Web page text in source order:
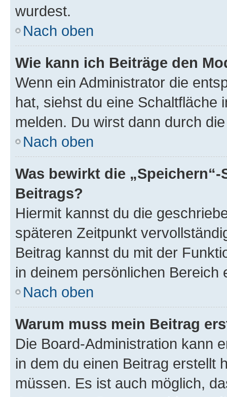
wurdest.
Nach oben
Wie kann ich Beiträge den
Wenn ein Administrator die
hat, siehst du eine Schaltfläche
melden. Du wirst dann durch
Nach oben
Was bewirkt die
Beitrags?
Hiermit kannst du die
späteren Zeitpunkt
Beitrag kannst du mit der
in deinem persönlichen Bereich
Nach oben
Warum muss mein Beitrag
Die Board-Administration kann
in dem du einen Beitrag erstellt
müssen. Es ist auch möglich,